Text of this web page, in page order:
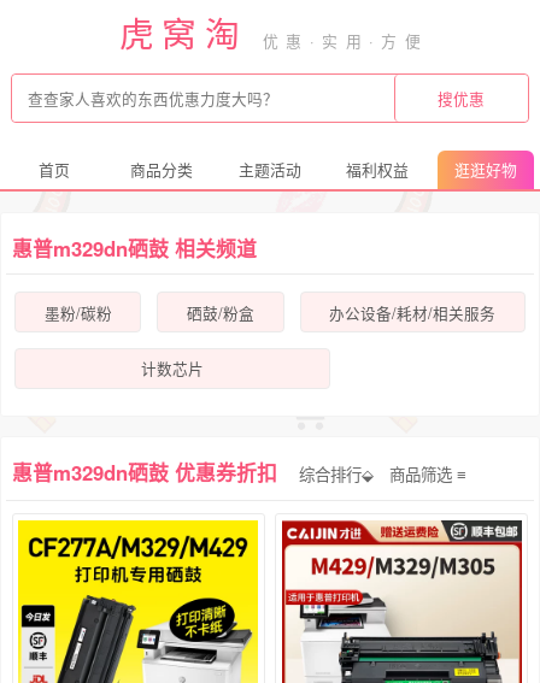
虎窝淘
首页 商品分类 主题活动 福利权益 逛逛好物
惠普m329dn硒鼓 相关频道
墨粉/碳粉 硒鼓/粉盒 办公设备/耗材/相关服务
计数芯片
惠普m329dn硒鼓 优惠券折扣 综合排行⬙ 商品筛选